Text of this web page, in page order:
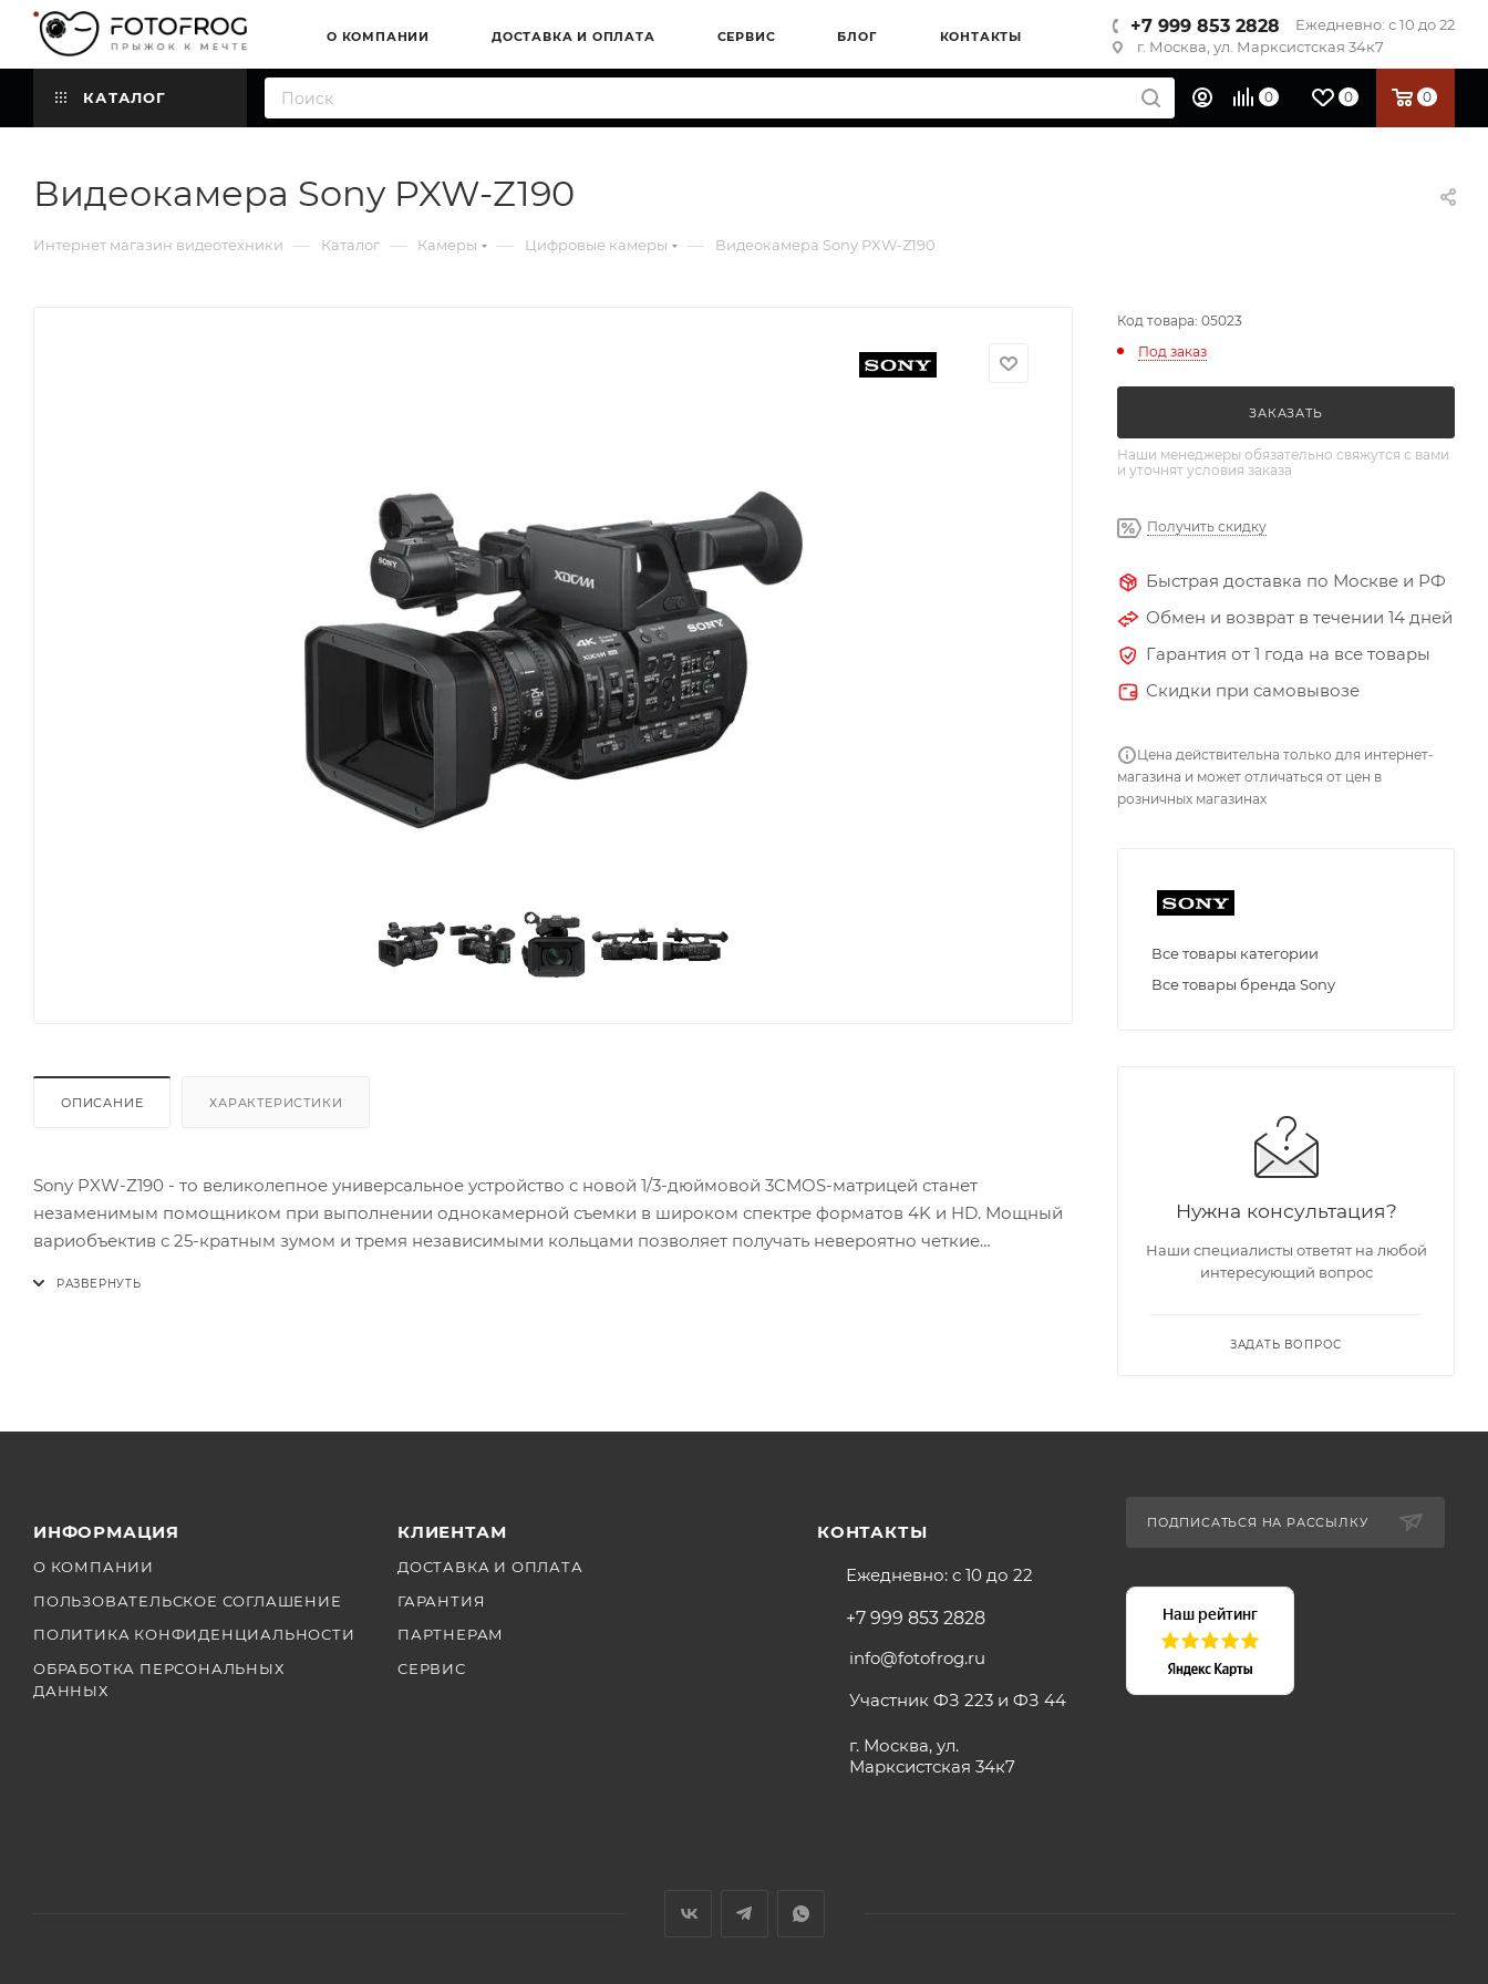
О КОМПАНИИ ДОСТАВКА И ОПЛАТА СЕРВИС БЛОГ КОНТАКТЫ
+7 999 853 2828
Ежедневно: с 10 до 22
г. Москва, ул. Марксистская 34к7
КАТАЛОГ 0 0 0
Видеокамера Sony PXW-Z190
Интернет магазин видеотехники — Каталог — Камеры — Цифровые камеры — Видеокамера Sony PXW-Z190
ОПИСАНИЕ ХАРАКТЕРИСТИКИ
Sony PXW-Z190 - то великолепное универсальное устройство с новой 1/3-дюймовой 3CMOS-матрицей станет
незаменимым помощником при выполнении однокамерной съемки в широком спектре форматов 4K и HD. Мощный
вариобъектив с 25-кратным зумом и тремя независимыми кольцами позволяет получать невероятно четкие
Код товара: 05023
Под заказ
ЗАКАЗАТЬ
Наши менеджеры обязательно свяжутся с вами
и уточнят условия заказа
Получить скидку
Быстрая доставка по Москве и РФ
Обмен и возврат в течении 14 дней
Гарантия от 1 года на все товары
Скидки при самовывозе
Цена действительна только для интернет-
магазина и может отличаться от цен в
розничных магазинах
Все товары категории
Все товары бренда Sony
Нужна консультация?
Наши специалисты ответят на любой
интересующий вопрос
ЗАДАТЬ ВОПРОС
ИНФОРМАЦИЯ
О КОМПАНИИ
ПОЛЬЗОВАТЕЛЬСКОЕ СОГЛАШЕНИЕ
ПОЛИТИКА КОНФИДЕНЦИАЛЬНОСТИ
ОБРАБОТКА ПЕРСОНАЛЬНЫХ
ДАННЫХ
КЛИЕНТАМ
ДОСТАВКА И ОПЛАТА
ГАРАНТИЯ
ПАРТНЕРАМ
СЕРВИС
КОНТАКТЫ
Ежедневно: с 10 до 22
+7 999 853 2828
info@fotofrog.ru
Участник ФЗ 223 и ФЗ 44
г. Москва, ул.
Марксистская 34к7
ПОДПИСАТЬСЯ НА РАССЫЛКУ